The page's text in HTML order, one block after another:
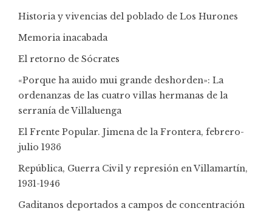
Historia y vivencias del poblado de Los Hurones
Memoria inacabada
El retorno de Sócrates
«Porque ha auido mui grande deshorden»: La
ordenanzas de las cuatro villas hermanas de la
serranía de Villaluenga
El Frente Popular. Jimena de la Frontera, febrero-
julio 1936
República, Guerra Civil y represión en Villamartín,
1931-1946
Gaditanos deportados a campos de concentración